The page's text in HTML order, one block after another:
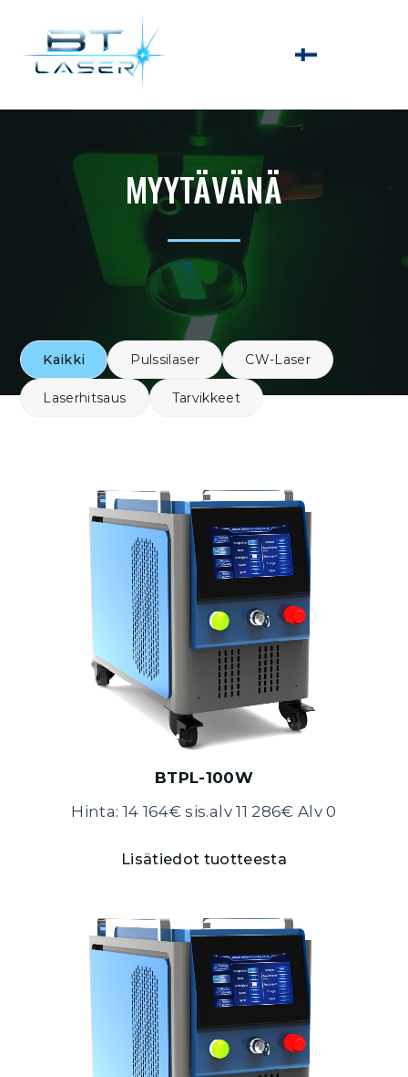
MYYTÄVÄNÄ
Kaikki Pulssilaser CW-Laser
Laserhitsaus Tarvikkeet
BTPL-100W
Hinta: 14 164€ sis.alv 11 286€ Alv 0
Lisätiedot tuotteesta